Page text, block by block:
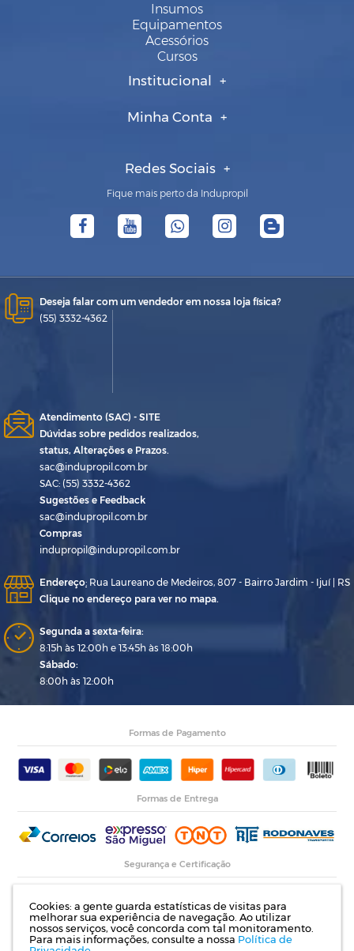
Cookies: a gente guarda estatísticas de visitas para
melhorar sua experiência de navegação. Ao utilizar
nossos serviços, você concorda com tal monitoramento.
Para mais informações, consulte a nossa Política de
Insumos
Equipamentos
Acessórios
Cursos
Institucional
Minha Conta
Redes Sociais
Fique mais perto da Indupropil
Deseja falar com um vendedor em nossa loja física?
(55) 3332-4362
Atendimento (SAC) - SITE
Dúvidas sobre pedidos realizados,
status, Alterações e Prazos.
sac@indupropil.com.br
SAC: (55) 3332-4362
Sugestões e Feedback
sac@indupropil.com.br
Compras
indupropil@indupropil.com.br
Endereço: Rua Laureano de Medeiros, 807 - Bairro Jardim - Ijuí | RS
Clique no endereço para ver no mapa.
Segunda a sexta-feira:
8:15h às 12:00h e 13:45h às 18:00h
Sábado:
8:00h às 12:00h
Formas de Pagamento
Formas de Entrega
Segurança e Certificação